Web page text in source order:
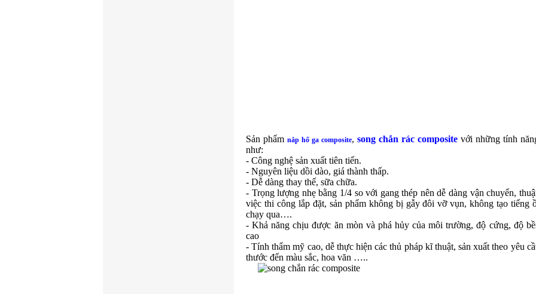
Sản phẩm nắp hố ga composite, song chắn rác composite với những tính
như:
- Công nghệ sản xuất tiên tiến.
- Nguyên liệu dồi dào, giá thành thấp.
- Dễ dàng thay thế, sữa chữa.
- Trọng lượng nhẹ bằng 1/4 so với gang thép nên dễ dàng vận chuyển,
việc thi công lắp đặt, sản phẩm không bị gẫy đôi vỡ vụn, không tạo tiếng
chạy qua….
- Khả năng chịu được ăn mòn và phá hủy của môi trường, độ cứng, độ
cao
- Tính thẩm mỹ cao, dễ thực hiện các thủ pháp kĩ thuật, sản xuất theo yêu
thước đến màu sắc, hoa văn …..